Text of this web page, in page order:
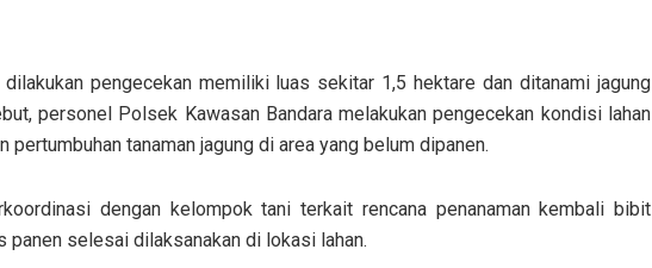
dilakukan pengecekan memiliki luas sekitar 1,5 hektare dan ditanami jagung
personel Polsek Kawasan Bandara melakukan pengecekan kondisi lahan
pertumbuhan tanaman jagung di area yang belum dipanen.
dengan kelompok tani terkait rencana penanaman kembali bibit
panen selesai dilaksanakan di lokasi lahan.